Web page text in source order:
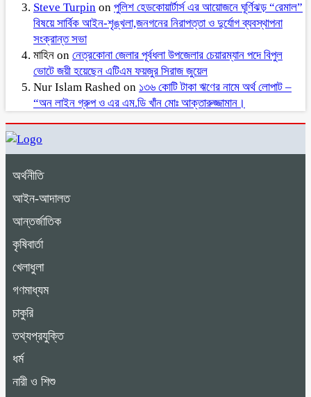
Steve Turpin on পুলিশ হেডকোয়ার্টার্স এর আয়োজনে ঘূর্ণিঝড় “রেমাল”
বিষয়ে সার্বিক আইন-শৃঙ্খলা,জনগনের নিরাপত্তা ও দুর্যোগ ব্যবস্থাপনা
সংক্রান্ত সভা
মাহিন on নেত্রকোনা জেলার পূর্বধলা উপজেলার চেয়ারম্যান পদে বিপুল
ভোটে জয়ী হয়েছেন এটিএম ফয়জুর সিরাজ জুয়েল
Nur Islam Rashed on ১৩৬ কোটি টাকা ঋণের নামে অর্থ লোপাট –
“অন লাইন গ্রুপ ও এর এম.ডি খাঁন মোঃ আক্তারুজ্জামান।
অর্থনীতি
আইন-আদালত
আন্তর্জাতিক
কৃষিবার্তা
খেলাধুলা
গণমাধ্যম
চাকুরি
তথ্যপ্রযুক্তি
ধর্ম
নারী ও শিশু